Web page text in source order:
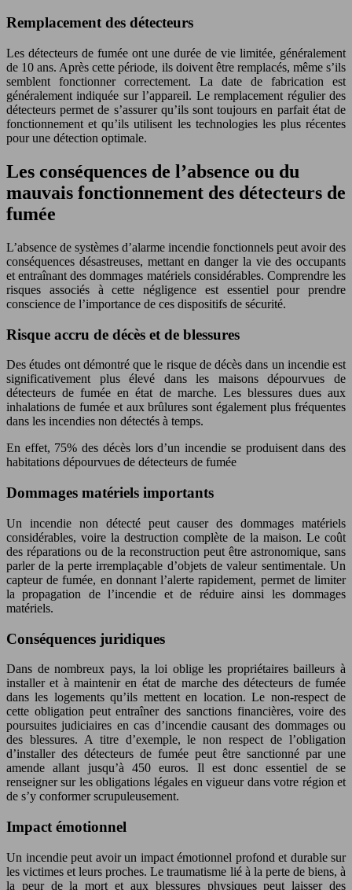
Remplacement des détecteurs
Les détecteurs de fumée ont une durée de vie limitée, généralement
de 10 ans. Après cette période, ils doivent être remplacés, même s’ils
semblent fonctionner correctement. La date de fabrication est
généralement indiquée sur l’appareil. Le remplacement régulier des
détecteurs permet de s’assurer qu’ils sont toujours en parfait état de
fonctionnement et qu’ils utilisent les technologies les plus récentes
pour une détection optimale.
Les conséquences de l’absence ou du
mauvais fonctionnement des détecteurs de
fumée
L’absence de systèmes d’alarme incendie fonctionnels peut avoir des
conséquences désastreuses, mettant en danger la vie des occupants
et entraînant des dommages matériels considérables. Comprendre les
risques associés à cette négligence est essentiel pour prendre
conscience de l’importance de ces dispositifs de sécurité.
Risque accru de décès et de blessures
Des études ont démontré que le risque de décès dans un incendie est
significativement plus élevé dans les maisons dépourvues de
détecteurs de fumée en état de marche. Les blessures dues aux
inhalations de fumée et aux brûlures sont également plus fréquentes
dans les incendies non détectés à temps.
En effet, 75% des décès lors d’un incendie se produisent dans des
habitations dépourvues de détecteurs de fumée
Dommages matériels importants
Un incendie non détecté peut causer des dommages matériels
considérables, voire la destruction complète de la maison. Le coût
des réparations ou de la reconstruction peut être astronomique, sans
parler de la perte irremplaçable d’objets de valeur sentimentale. Un
capteur de fumée, en donnant l’alerte rapidement, permet de limiter
la propagation de l’incendie et de réduire ainsi les dommages
matériels.
Conséquences juridiques
Dans de nombreux pays, la loi oblige les propriétaires bailleurs à
installer et à maintenir en état de marche des détecteurs de fumée
dans les logements qu’ils mettent en location. Le non-respect de
cette obligation peut entraîner des sanctions financières, voire des
poursuites judiciaires en cas d’incendie causant des dommages ou
des blessures. A titre d’exemple, le non respect de l’obligation
d’installer des détecteurs de fumée peut être sanctionné par une
amende allant jusqu’à 450 euros. Il est donc essentiel de se
renseigner sur les obligations légales en vigueur dans votre région et
de s’y conformer scrupuleusement.
Impact émotionnel
Un incendie peut avoir un impact émotionnel profond et durable sur
les victimes et leurs proches. Le traumatisme lié à la perte de biens, à
la peur de la mort et aux blessures physiques peut laisser des